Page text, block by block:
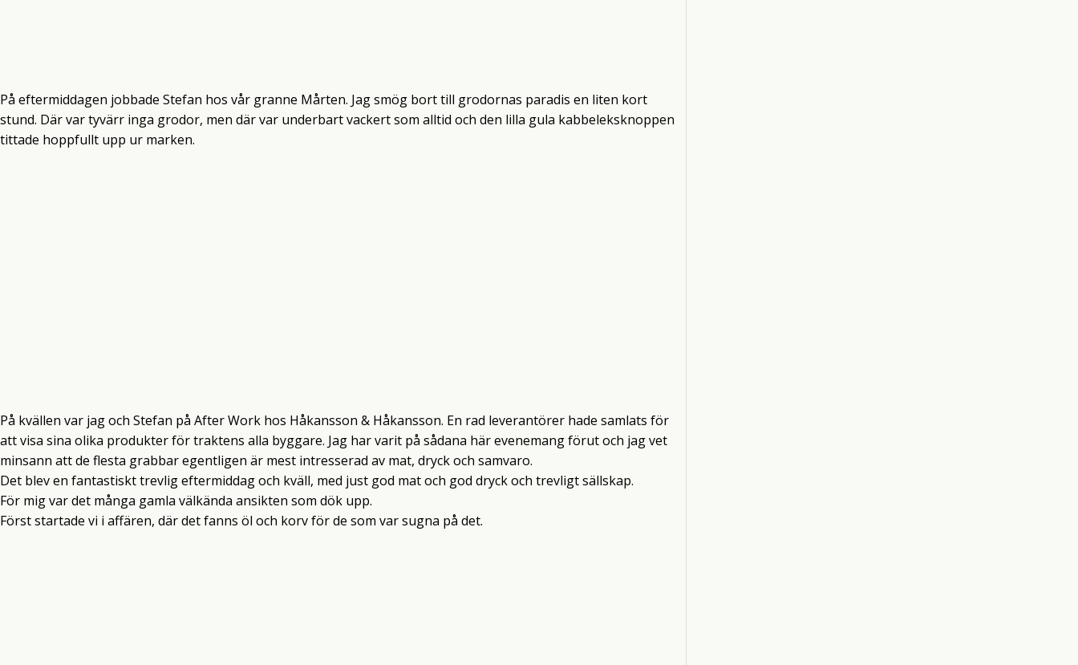
På eftermiddagen jobbade Stefan hos vår granne Mårten. Jag smög bort till grodornas paradis en liten kort
stund. Där var tyvärr inga grodor, men där var underbart vackert som alltid och den lilla gula kabbeleksknoppen
tittade hoppfullt upp ur marken.
På kvällen var jag och Stefan på After Work hos Håkansson & Håkansson. En rad leverantörer hade samlats för
att visa sina olika produkter för traktens alla byggare. Jag har varit på sådana här evenemang förut och jag vet
minsann att de flesta grabbar egentligen är mest intresserad av mat, dryck och samvaro.
Det blev en fantastiskt trevlig eftermiddag och kväll, med just god mat och god dryck och trevligt sällskap.
För mig var det många gamla välkända ansikten som dök upp.
Först startade vi i affären, där det fanns öl och korv för de som var sugna på det.